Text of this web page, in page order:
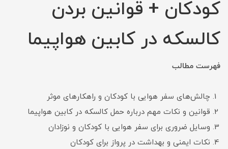
کودکان + قوانین بردن
کالسکه در کابین هواپیما
فهرست مطالب
چالش‌های سفر هوایی با کودکان و راهکارهای موثر
قوانین و نکات مهم درباره حمل کالسکه در کابین هواپیما
وسایل ضروری برای سفر هوایی با کودکان و نوزادان
نکات ایمنی و بهداشت در پرواز برای کودکان